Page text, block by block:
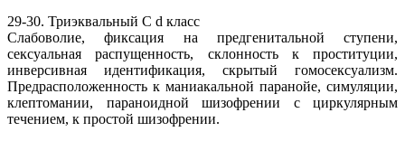
29-30. Триэквальный С d класс
Слабоволие, фиксация на предгенитальной ступени,
сексуальная распущенность, склонность к проституции,
инверсивная идентификация, скрытый гомосексуализм.
Предрасположенность к маниакальной паранойе, симуляции,
клептомании, параноидной шизофрении с циркулярным
течением, к простой шизофрении.